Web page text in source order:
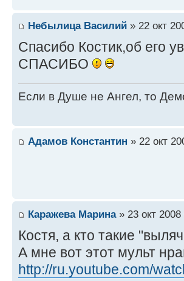
Небылица Василий » 22 окт
Спасибо Костик,об его
СПАСИБО
Если в Душе не Ангел, то
Адамов Константин » 22 окт
Каражева Марина» 23 окт 2008
Костя, а кто такие
А мне вот этот мульт
http://ru.youtube.com/